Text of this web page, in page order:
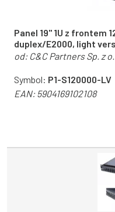
Panel 19'' 1U z frontem
duplex/E2000, light
od: C&C Partners Sp. z
Symbol: P1-S120000-LV
EAN:5904169102108